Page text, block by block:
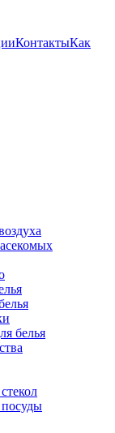
КонтактыКак
белья